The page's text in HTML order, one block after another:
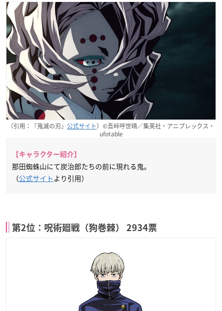
（引用：『鬼滅の刃』 公式サイト）©吾峠呼世晴／集英社・アニプレックス・
ufotable
【キャラクター紹介】
那田蜘蛛山にて炭治郎たちの前に現れる鬼。
（公式サイト より引用）
第2位：呪術廻戦（狗巻棘） 2934票